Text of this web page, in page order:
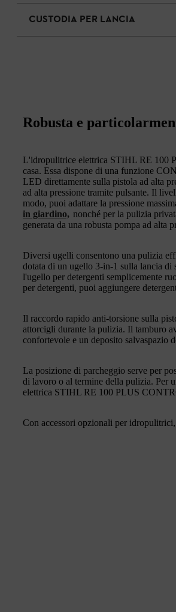
CUSTODIA PER LANCIA
Robusta e
L'idropulitrice elettrica STIHL RE 100
casa. Essa dispone di una funzione
LED direttamente sulla pistola ad alta
ad alta pressione tramite pulsante. Il
modo, puoi adattare la pressione
in giardino, nonché per la pulizia
generata da una robusta pompa ad alta
Diversi ugelli consentono una pulizia
dotata di un ugello 3-in-1 sulla lancia di
l'ugello per detergenti semplicemente
per detergenti, puoi aggiungere
Il raccordo rapido anti-torsione sulla
attorcigli durante la pulizia. Il tamburo
confortevole e un deposito salvaspazio
La posizione di parcheggio serve per
di lavoro o al termine della pulizia. Per
elettrica STIHL RE 100 PLUS
Con accessori opzionali per